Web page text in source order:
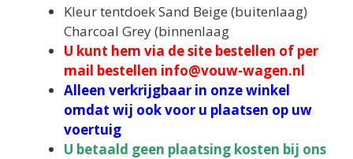
Kleur tentdoek Sand Beige (buitenlaag)
Charcoal Grey (binnenlaag
U kunt hem via de site bestellen of per
mail bestellen info@vouw-wagen.nl
Alleen verkrijgbaar in onze winkel
omdat wij ook voor u plaatsen op uw
voertuig
U betaald geen plaatsing kosten bij ons